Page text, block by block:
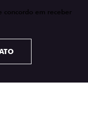
concordo em receber